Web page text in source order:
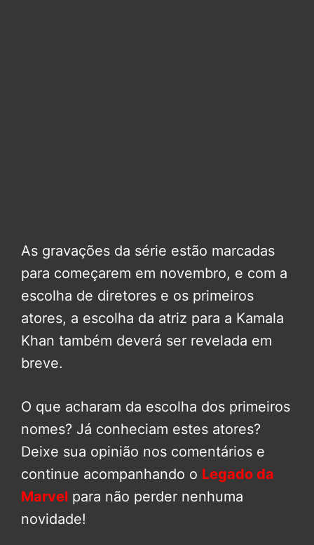
As gravações da série estão marcadas
para começarem em novembro, e com a
escolha de diretores e os primeiros
atores, a escolha da atriz para a Kamala
Khan também deverá ser revelada em
breve.
O que acharam da escolha dos primeiros
nomes? Já conheciam estes atores?
Deixe sua opinião nos comentários e
continue acompanhando o Legado da
Marvel para não perder nenhuma
novidade!